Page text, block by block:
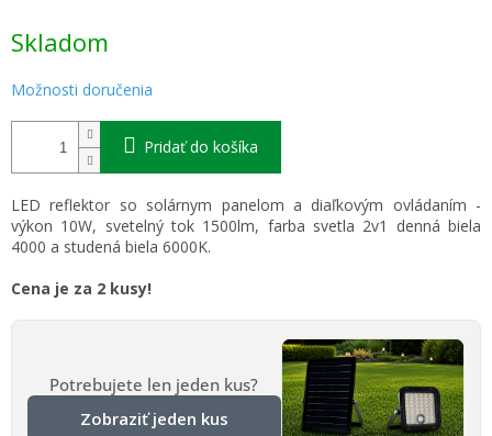
cena:
Skladom
Možnosti doručenia
Pridať do košíka
LED reflektor so solárnym panelom a diaľkovým ovládaním -
výkon 10W, svetelný tok 1500lm, farba svetla 2v1 denná biela
4000 a studená biela 6000K.
Cena je za 2 kusy!
Potrebujete len jeden kus?
Zobraziť jeden kus